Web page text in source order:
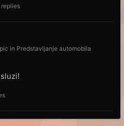
replies
in Predstavljanje automobila